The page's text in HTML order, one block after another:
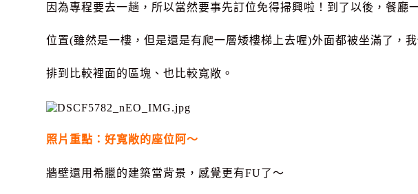
因為專程要去一趟，所以當然要事先訂位免得掃興啦！到了以後，餐廳
位置(雖然是一樓，但是還是有爬一層矮樓梯上去喔)外面都被坐滿了，
排到比較裡面的區塊、也比較寬敞。
照片重點：好寬敞的座位阿～
牆壁還用希臘的建築當背景，感覺更有FU了～